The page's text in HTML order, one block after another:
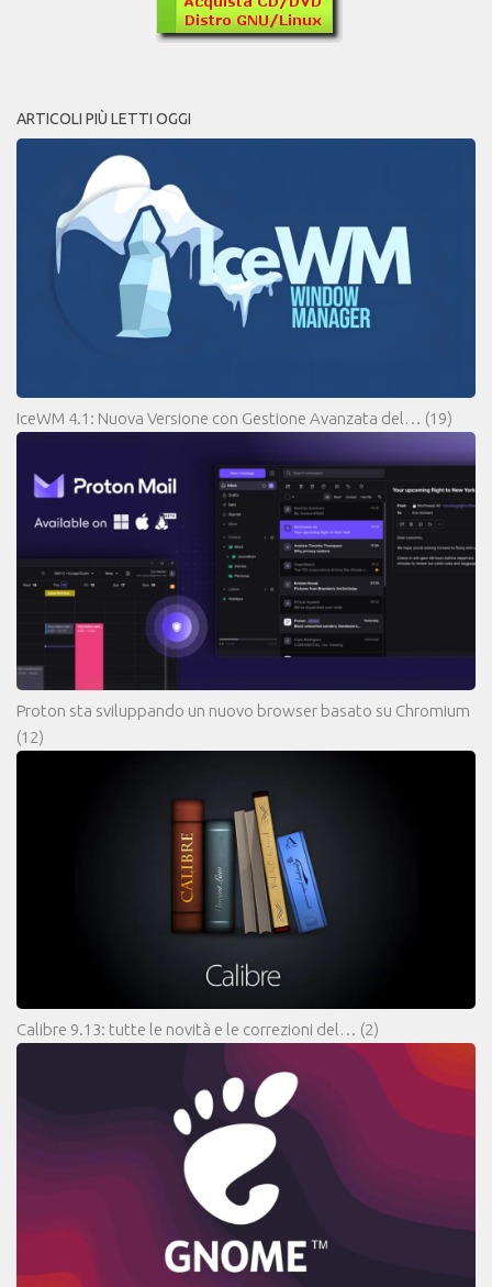
ARTICOLI PIÙ LETTI OGGI
IceWM 4.1: Nuova Versione con Gestione Avanzata del… (19)
Proton sta sviluppando un nuovo browser basato su Chromium
(12)
Calibre 9.13: tutte le novità e le correzioni del… (2)